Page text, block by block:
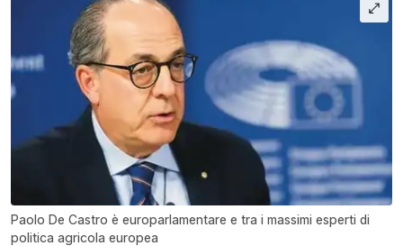
Paolo De Castro è europarlamentare e tra i massimi esperti di
politica agricola europea